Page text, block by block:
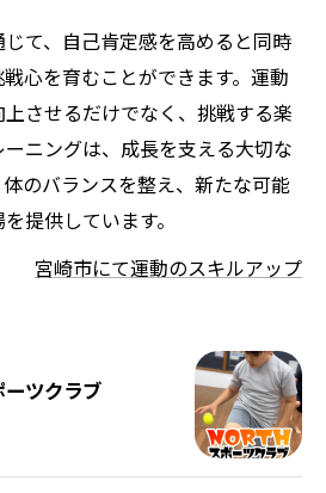
て、自己肯定感を高めると同時
心を育むことができます。運動
させるだけでなく、挑戦する楽
ニングは、成長を支える大切な
のバランスを整え、新たな可能
提供しています。
宮崎市にて運動のスキルアップ
ツクラブ